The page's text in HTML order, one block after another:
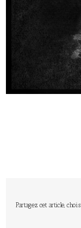
Partagez cet article,